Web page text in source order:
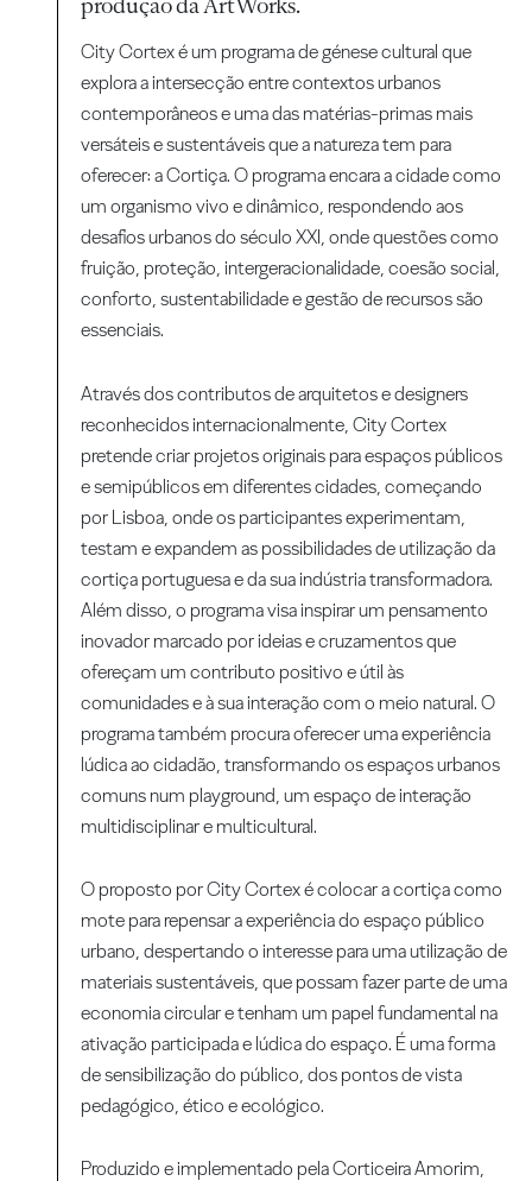
produção da ArtWorks.
City Cortex é um programa de génese cultural que
explora a intersecção entre contextos urbanos
contemporâneos e uma das matérias-primas mais
versáteis e sustentáveis que a natureza tem para
oferecer: a Cortiça. O programa encara a cidade como
um organismo vivo e dinâmico, respondendo aos
desafios urbanos do século XXI, onde questões como
fruição, proteção, intergeracionalidade, coesão social,
conforto, sustentabilidade e gestão de recursos são
essenciais.
Através dos contributos de arquitetos e designers
reconhecidos internacionalmente, City Cortex
pretende criar projetos originais para espaços públicos
e semipúblicos em diferentes cidades, começando
por Lisboa, onde os participantes experimentam,
testam e expandem as possibilidades de utilização da
cortiça portuguesa e da sua indústria transformadora.
Além disso, o programa visa inspirar um pensamento
inovador marcado por ideias e cruzamentos que
ofereçam um contributo positivo e útil às
comunidades e à sua interação com o meio natural. O
programa também procura oferecer uma experiência
lúdica ao cidadão, transformando os espaços urbanos
comuns num playground, um espaço de interação
multidisciplinar e multicultural.
O proposto por City Cortex é colocar a cortiça como
mote para repensar a experiência do espaço público
urbano, despertando o interesse para uma utilização de
materiais sustentáveis, que possam fazer parte de uma
economia circular e tenham um papel fundamental na
ativação participada e lúdica do espaço. É uma forma
de sensibilização do público, dos pontos de vista
pedagógico, ético e ecológico.
Produzido e implementado pela Corticeira Amorim,